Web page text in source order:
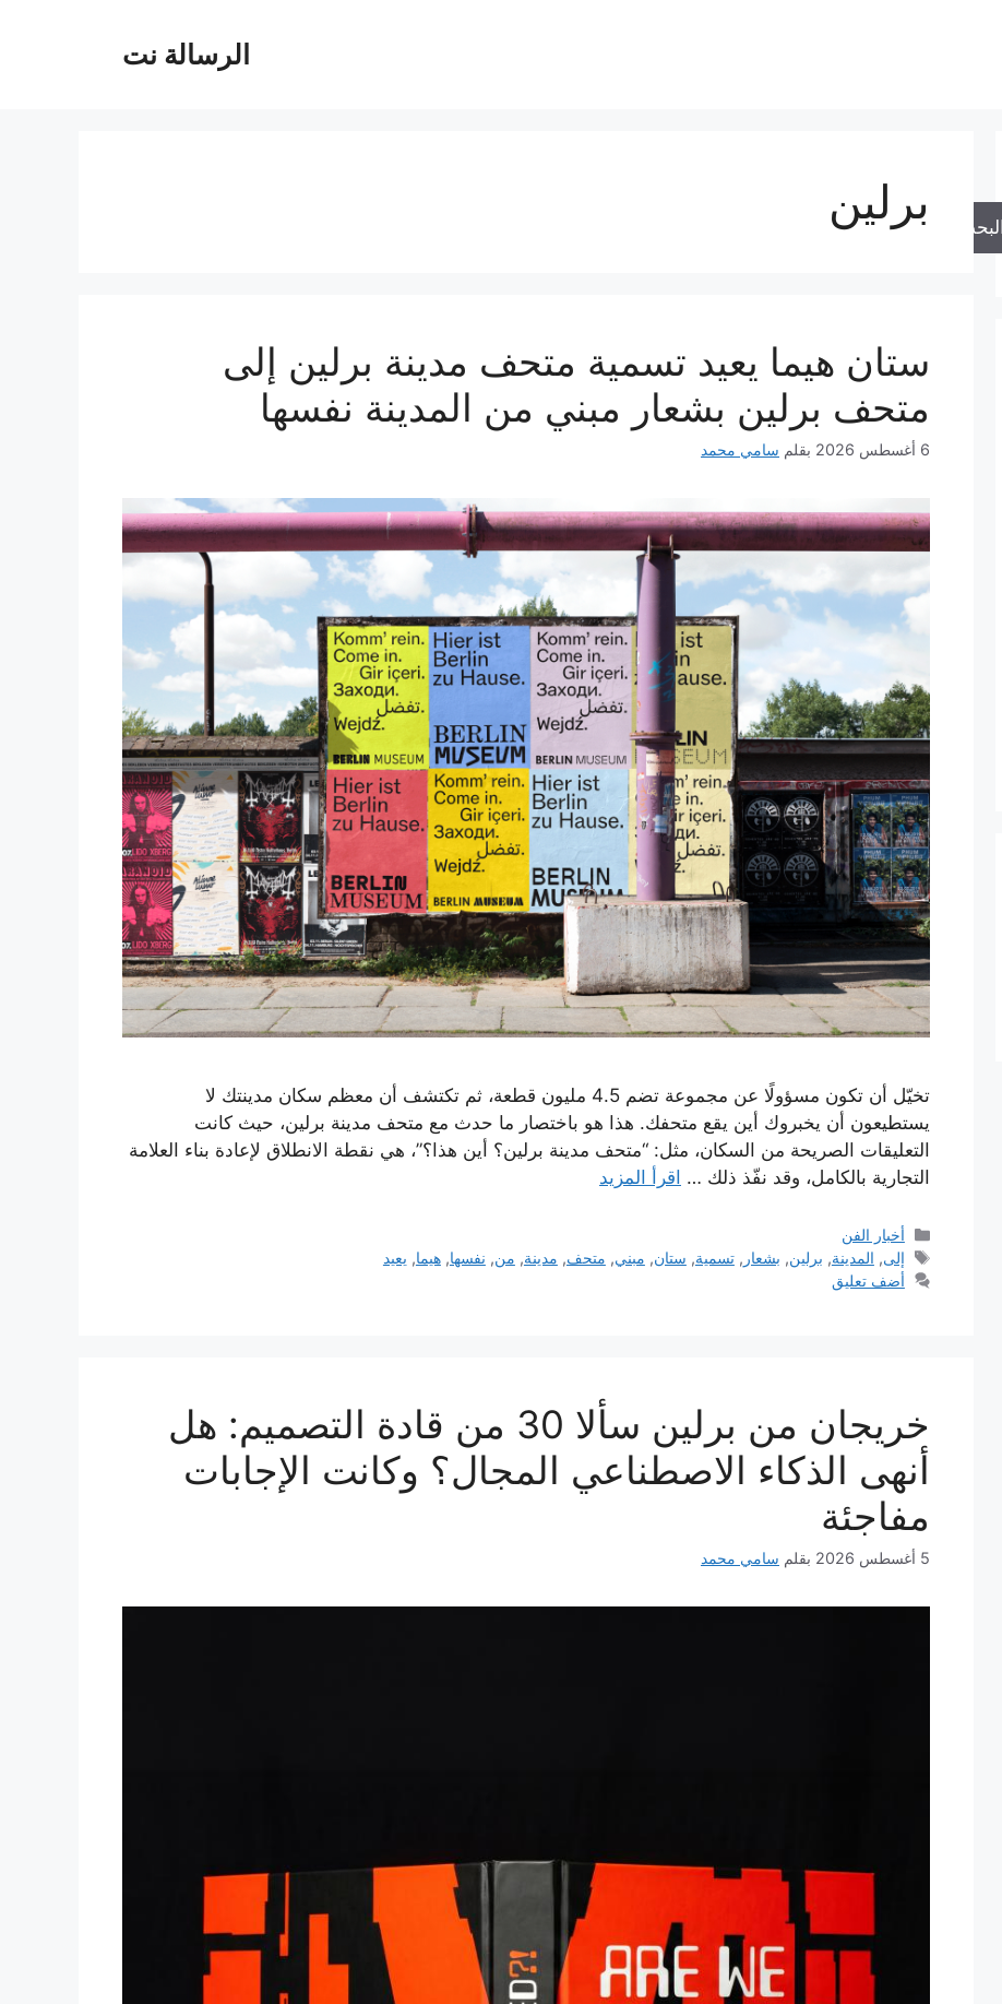
الرسالة نت
برلين
ستان هيما يعيد تسمية متحف مدينة برلين إلى
متحف برلين بشعار مبني من المدينة نفسها
6 أغسطس 2026 بقلم سامي محمد
تخيّل أن تكون مسؤولًا عن مجموعة تضم 4.5 مليون قطعة، ثم تكتشف أن معظم سكان مدينتك لا
يستطيعون أن يخبروك أين يقع متحفك. هذا هو باختصار ما حدث مع متحف مدينة برلين، حيث كانت
التعليقات الصريحة من السكان، مثل: “متحف مدينة برلين؟ أين هذا؟”، هي نقطة الانطلاق لإعادة بناء العلامة
التجارية بالكامل، وقد نفّذ ذلك … اقرأ المزيد
التصنيفات
أخبار الفن
الوسوم
إلى, المدينة, برلين, بشعار ,تسمية, ستان, مبني, متحف, مدينة, من, نفسها,هيما, يعيد
أضف تعليق
خريجان من برلين سألا 30 من قادة التصميم: هل
أنهى الذكاء الاصطناعي المجال؟ وكانت الإجابات
مفاجئة
5 أغسطس 2026 بقلم سامي محمد
البحث